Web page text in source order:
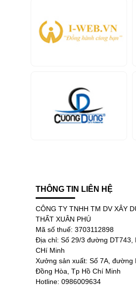
THÔNG TIN LIÊN HỆ
CÔNG TY TNHH TM DV XÂY
THẤT XUÂN PHÚ
Mã số thuế: 3703112898
Địa chỉ: Số 29/3 đường DT743,
CHí Minh
Xưởng sản xuất: Số 7A, đường
Đồng Hòa, Tp Hồ Chí Minh
Hotline: 0986009634